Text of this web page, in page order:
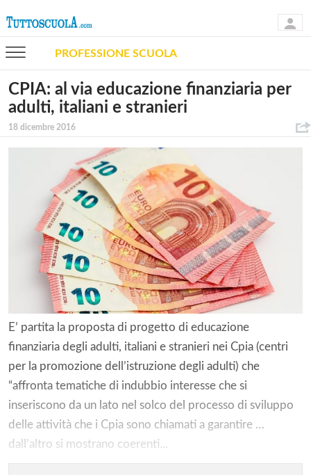
PROFESSIONE SCUOLA
CPIA: al via educazione finanziaria per
adulti, italiani e stranieri
18 dicembre 2016
E’ partita la proposta di progetto di educazione
finanziaria degli adulti, italiani e stranieri nei Cpia (centri
per la promozione dell’istruzione degli adulti) che
“affronta tematiche di indubbio interesse che si
inseriscono da un lato nel solco del processo di sviluppo
delle attività che i Cpia sono chiamati a garantire …
dall’altro si mostrano coerenti...